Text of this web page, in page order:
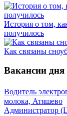
История о том,
получилось
Как связаны
Вакансии дня
Водитель
молока, Атяшево
Администратор